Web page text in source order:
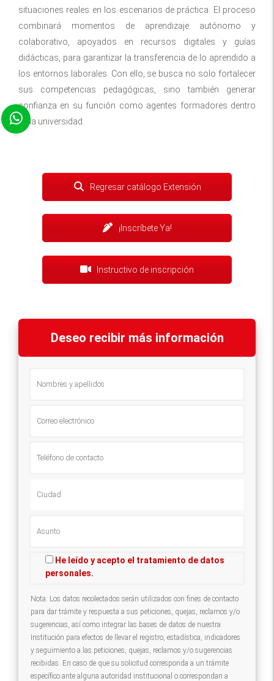
situaciones reales en los escenarios de práctica. El proceso
combinará momentos de aprendizaje autónomo y
colaborativo, apoyados en recursos digitales y guías
didácticas, para garantizar la transferencia de lo aprendido a
los entornos laborales. Con ello, se busca no solo fortalecer
sus competencias pedagógicas, sino también generar
confianza en su función como agentes formadores dentro
de la universidad.
Regresar catálogo Extensión
¡Inscríbete Ya!
Instructivo de inscripción
Deseo recibir más información
He leído y acepto el tratamiento de datos
personales.
Nota: Los datos recolectados serán utilizados con fines de contacto
para dar trámite y respuesta a sus peticiones, quejas, reclamos y/o
sugerencias, así como integrar las bases de datos de nuestra
Institución para efectos de llevar el registro, estadística, indicadores
y seguimiento a las peticiones, quejas, reclamos y/o sugerencias
recibidas. En caso de que su solicitud corresponda a un trámite
específico ante alguna autoridad institucional o correspondan a